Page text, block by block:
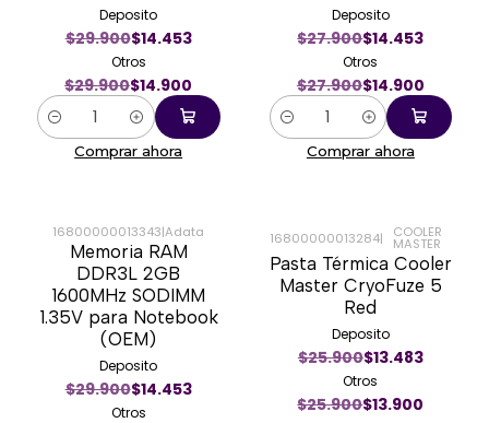
Deposito
$29.900$14.453
Otros
$29.900$14.900
Cantidad
Comprar ahora
Deposito
$27.900$14.453
Otros
$27.900$14.900
Cantidad
Comprar ahora
-50%
16800000013343|Adata
Memoria RAM
DDR3L 2GB
1600MHz SODIMM
1.35V para Notebook
(OEM)
Deposito
$29.900$14.453
Otros
-46%
16800000013284| COOLER
MASTER
Pasta Térmica Cooler
Master CryoFuze 5
Red
Deposito
$25.900$13.483
Otros
$25.900$13.900